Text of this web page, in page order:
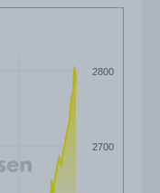
2700
2800